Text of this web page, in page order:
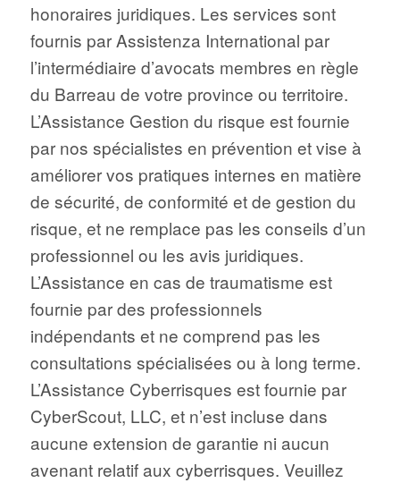
honoraires juridiques. Les services sont
fournis par Assistenza International par
l’intermédiaire d’avocats membres en règle
du Barreau de votre province ou territoire.
L’Assistance Gestion du risque est fournie
par nos spécialistes en prévention et vise à
améliorer vos pratiques internes en matière
de sécurité, de conformité et de gestion du
risque, et ne remplace pas les conseils d’un
professionnel ou les avis juridiques.
L’Assistance en cas de traumatisme est
fournie par des professionnels
indépendants et ne comprend pas les
consultations spécialisées ou à long terme.
L’Assistance Cyberrisques est fournie par
CyberScout, LLC, et n’est incluse dans
aucune extension de garantie ni aucun
avenant relatif aux cyberrisques. Veuillez